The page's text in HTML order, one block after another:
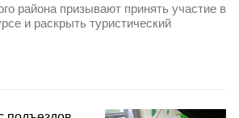
района призывают принять участие в
и раскрыть туристический